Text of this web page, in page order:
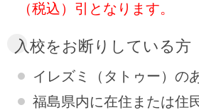
（税込）引となります。
入校をお断りしている方
イレズミ（タトゥー）の
福島県内に在住または住